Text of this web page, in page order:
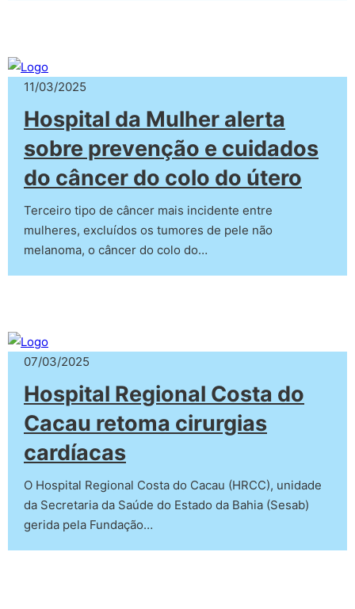
11/03/2025
Hospital da Mulher alerta
sobre prevenção e cuidados
do câncer do colo do útero
Terceiro tipo de câncer mais incidente entre
mulheres, excluídos os tumores de pele não
melanoma, o câncer do colo do…
07/03/2025
Hospital Regional Costa do
Cacau retoma cirurgias
cardíacas
O Hospital Regional Costa do Cacau (HRCC), unidade
da Secretaria da Saúde do Estado da Bahia (Sesab)
gerida pela Fundação…